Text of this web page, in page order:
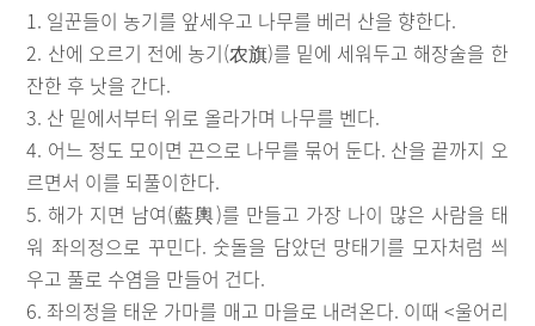
1. 일꾼들이 농기를 앞세우고 나무를 베러 산을 향한다.
2. 산에 오르기 전에 농기(农旗)를 밑에 세워두고 해장술을 한
잔한 후 낫을 간다.
3. 산 밑에서부터 위로 올라가며 나무를 벤다.
4. 어느 정도 모이면 끈으로 나무를 묶어 둔다. 산을 끝까지 오
르면서 이를 되풀이한다.
5. 해가 지면 남여(藍輿)를 만들고 가장 나이 많은 사람을 태
워 좌의정으로 꾸민다. 숫돌을 담았던 망태기를 모자처럼 씌
우고 풀로 수염을 만들어 건다.
6. 좌의정을 태운 가마를 매고 마을로 내려온다. 이때 <울어리